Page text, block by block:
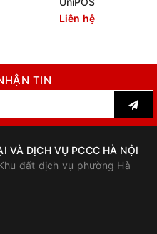
Liên hệ
TIN
VÀ DỊCH VỤ PCCC HÀ NỘI
đất dịch vụ phường Hà